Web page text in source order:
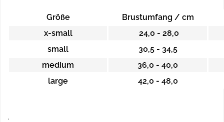
Größe
Brustumfang / cm
x-small
24,0 - 28,0
small
30,5 - 34,5
medium
36,0 - 40,0
large
42,0 - 48,0
.